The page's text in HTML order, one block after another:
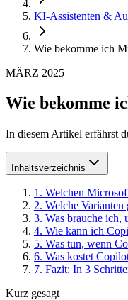
KI-Assistenten &
Wie bekomme ich
MÄRZ 2025
Wie bekomme
In diesem Artikel erfährst
Inhaltsverzeichnis
1 . Welchen
2. Welche Varianten
3. Was brauche ich,
4. Wie kann ich
5. Was tun, wenn
6. Was kostet
7. Fazit: In 3
Kurz gesagt